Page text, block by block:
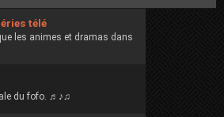
télé
les animes et dramas dans
du fofo. ♬♪♫